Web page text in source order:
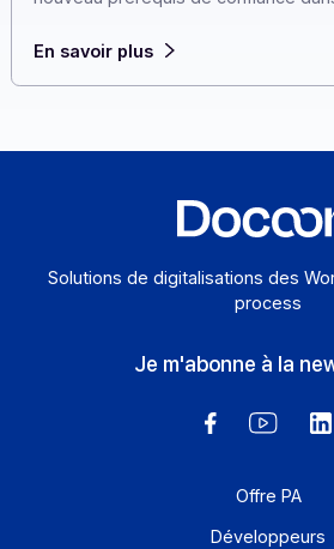
La facturation impose de savoir
qui reçoit et qui agit au nom de
En savoir plus
Solutions de digitalisations
process
Je m'abonne à